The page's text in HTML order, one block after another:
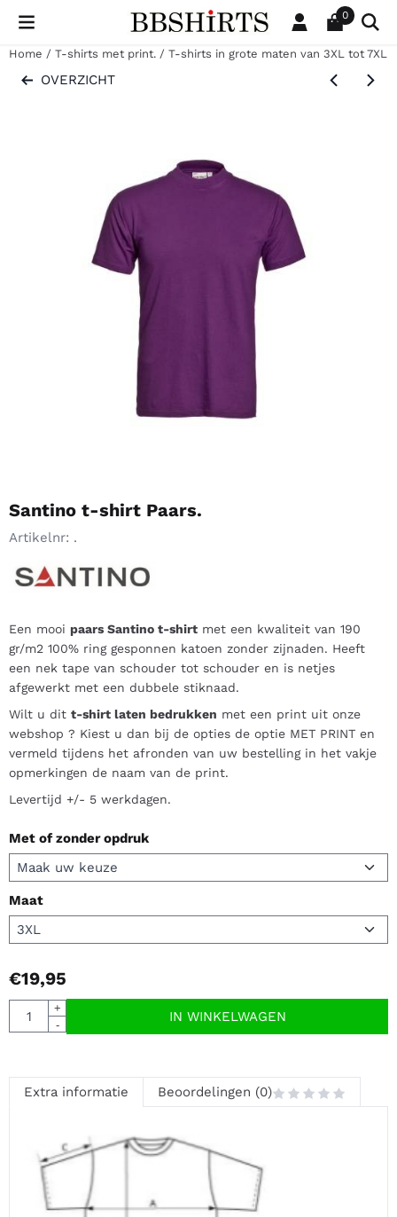
Cookievoorkeuren zijn beschikbaar. Kies instellingen of sta
0
Home / T-shirts met print. / T-shirts in grote maten van 3XL tot 7XL.
OVERZICHT
Santino t-shirt Paars.
Artikelnr: .
Een mooi paars Santino t-shirt met een kwaliteit van 190
gr/m2 100% ring gesponnen katoen zonder zijnaden. Heeft
een nek tape van schouder tot schouder en is netjes
afgewerkt met een dubbele stiknaad.
Wilt u dit t-shirt laten bedrukken met een print uit onze
webshop ? Kiest u dan bij de opties de optie MET PRINT en
vermeld tijdens het afronden van uw bestelling in het vakje
opmerkingen de naam van de print.
Levertijd +/- 5 werkdagen.
Met of zonder opdruk
Maat
€19,95
Aantal
+
-
IN WINKELWAGEN
Extra informatie Beoordelingen (0)